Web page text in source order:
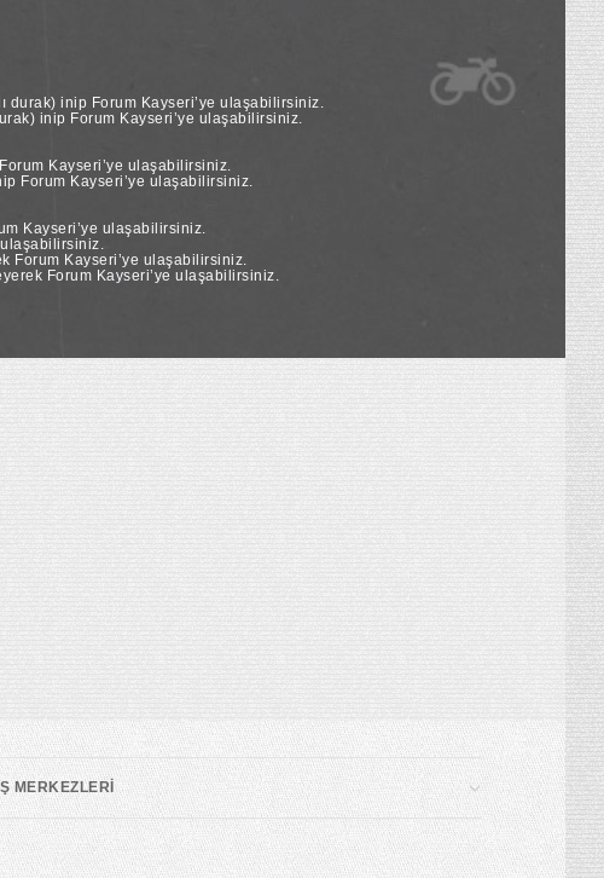
durak) inip Forum Kayseri’ye ulaşabilirsiniz.
inip Forum Kayseri’ye ulaşabilirsiniz.
Kayseri’ye ulaşabilirsiniz.
Forum Kayseri’ye ulaşabilirsiniz.
Kayseri’ye ulaşabilirsiniz.
ulaşabilirsiniz.
Forum Kayseri’ye ulaşabilirsiniz.
Forum Kayseri’ye ulaşabilirsiniz.
MERKEZLERİ